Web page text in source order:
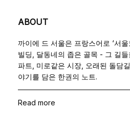
ABOUT
까이에 드 서울은 프랑스어로 ‘서
빌딩, 달동네의 좁은 골목 - 그 길
파트, 미로같은 시장, 오래된 돌담
야기를 담은 한권의 노트.
Read more